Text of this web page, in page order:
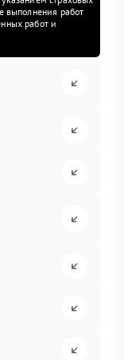
выполнения работ
работ и